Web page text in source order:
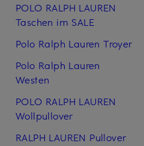
POLO RALPH LAUREN
Taschen im SALE
Polo Ralph Lauren Troyer
Polo Ralph Lauren
Westen
POLO RALPH LAUREN
Wollpullover
RALPH LAUREN Pullover